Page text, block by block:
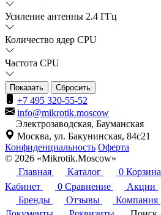
Усиление антенны 2.4 ГГц
Количество ядер CPU
Частота CPU
Сбросить
+7 495 320-55-52
info@mikrotik.moscow
Электрозаводская, Бауманская
Москва, ул. Бакунинская, 84с21
Конфиденциальность Оферта
© 2026 «Mikrotik.Moscow»
Главная
Каталог 0 Корзина
Кабинет
0 Сравнение Акции
Бренды
Отзывы Компания